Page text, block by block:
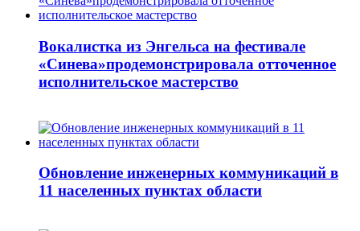
Вокалистка из Энгельса на фестивале
«Синева»продемонстрировала отточенное
исполнительское мастерство
Обновление инженерных коммуникаций в
11 населенных пунктах области